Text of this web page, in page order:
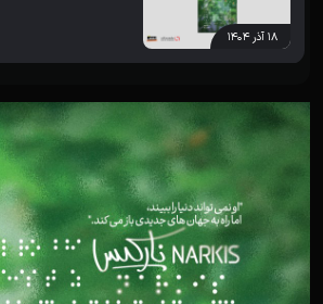
۱۸ آذر ۱۴۰۴